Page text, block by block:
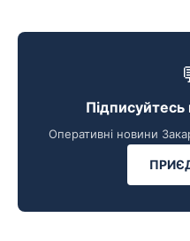
Оперативні новини